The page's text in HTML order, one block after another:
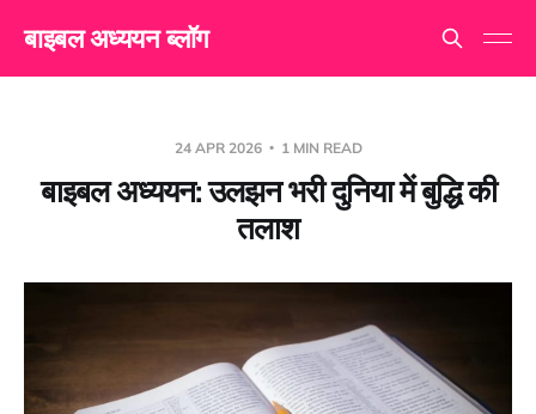
बाइबल अध्ययन ब्लॉग
24 APR 2026 1 MIN READ
बाइबल अध्ययन: उलझन भरी दुनिया में बुद्धि की
तलाश